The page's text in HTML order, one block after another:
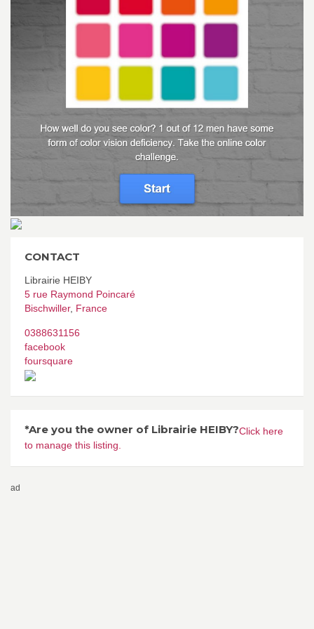
CONTACT
Librairie HEIBY
5 rue Raymond Poincaré
Bischwiller, France
0388631156
facebook
foursquare
*Are you the owner of Librairie HEIBY?Click here
to manage this listing.
ad